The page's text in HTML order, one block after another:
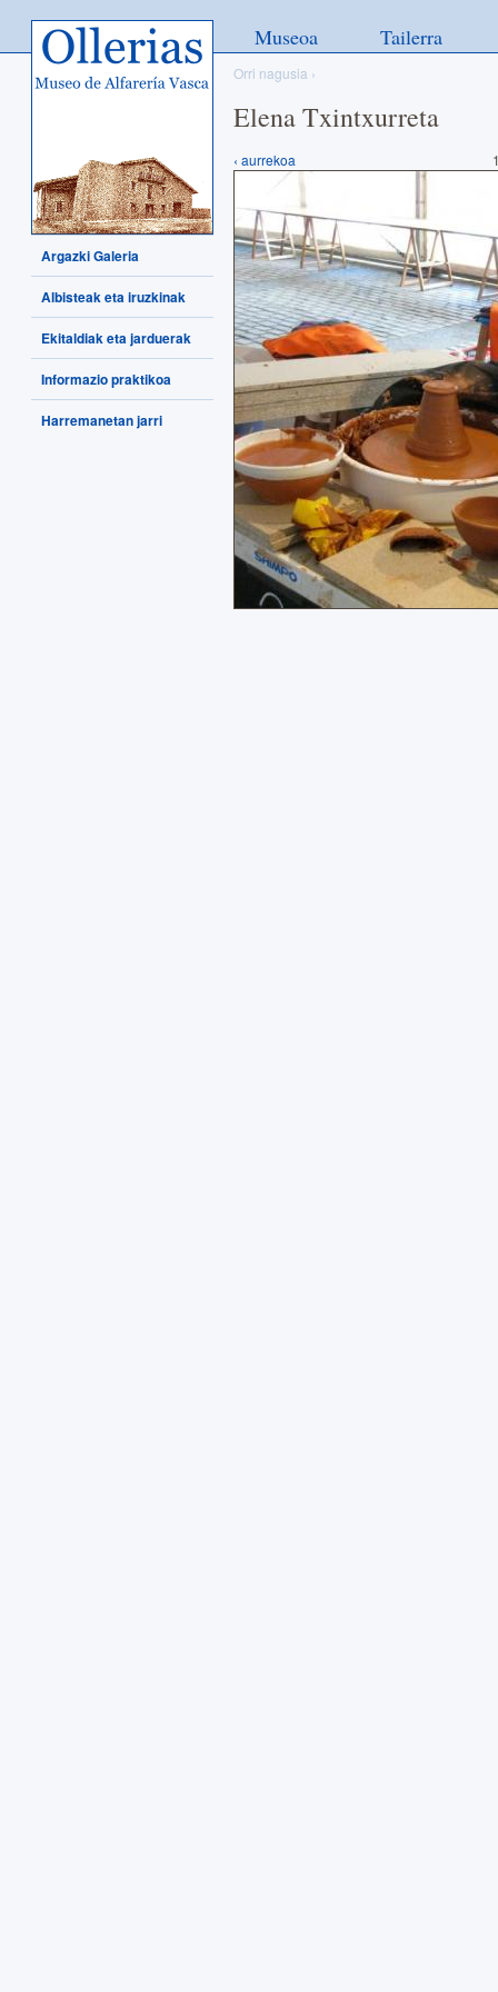
Ollerias - Museo de Alfarería
Vasca
Orri nagusia ›
Elena Txintxurreta
‹ aurrekoa
Museoa Tailerra
Argazki Galeria
Albisteak eta iruzkinak
Ekitaldiak eta jarduerak
Informazio praktikoa
Harremanetan jarri